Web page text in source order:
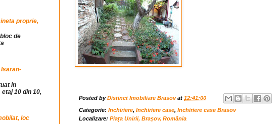
Posted byDistinct Imobiliare Brasov at 12:41:00
Categorie: Inchiriere, Inchiriere case, Inchiriere case Brasov
Localizare: Piața Unirii, Brașov, România
proprie,
de
in
10 din 10,
loc